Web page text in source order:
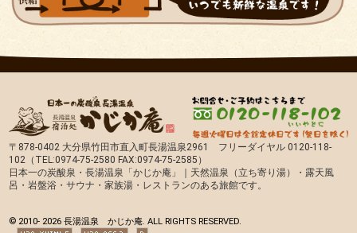
〒878-0402 大分県竹田市直入町長湯温泉2961 フリーダイヤル 0120-118-
102（TEL:0974-75-2580 FAX:0974-75-2585）
日本一の炭酸泉・長湯温泉「かじか庵」｜天然温泉（立ち寄り湯）・露天風
呂・岩盤浴・サウナ・家族湯・レストランのある旅館です。
© 2010- 2026 長湯温泉 かじか庵. ALL RIGHTS RESERVED.